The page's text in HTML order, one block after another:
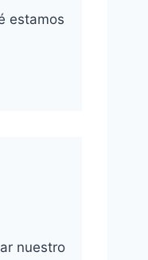
estamos
nuestro